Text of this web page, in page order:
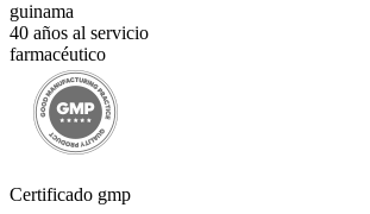
guinama
40 años al servicio
farmacéutico
Certificado gmp